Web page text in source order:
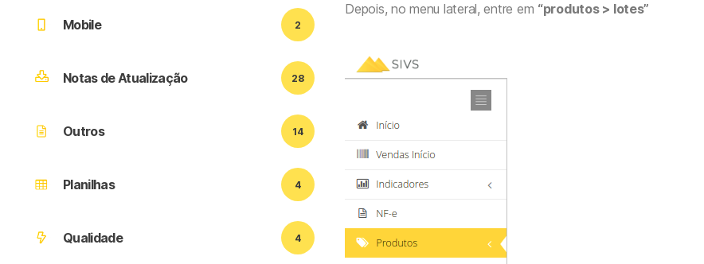
Mobile 2
Notas de Atualização 28
Outros 14
Planilhas 4
Qualidade 4
Depois, no menu lateral, entre em “produtos > lotes”